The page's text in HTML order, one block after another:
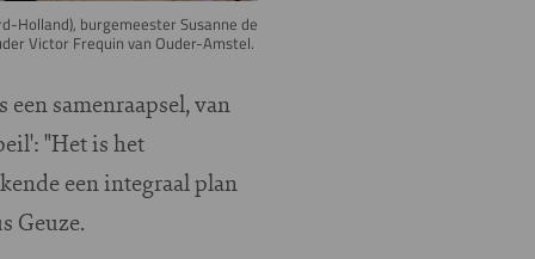
Holland), burgemeester Susanne de
Victor Frequin van Ouder-Amstel.
samenraapsel, van
"Het is het
een integraal plan
Geuze.